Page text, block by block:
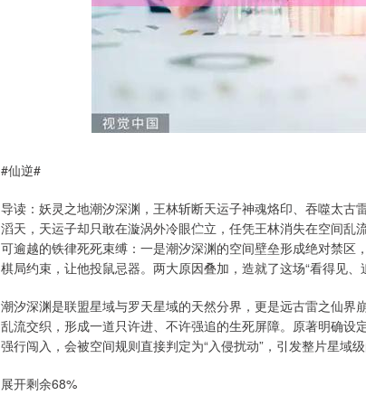
#仙逆#
导读：妖灵之地潮汐深渊，王林斩断天运子神魂烙印、吞噬太
滔天，天运子却只敢在漩涡外冷眼伫立，任凭王林消失在空间
可逾越的铁律死死束缚：一是潮汐深渊的空间壁垒形成绝对禁
棋局约束，让他投鼠忌器。两大原因叠加，造就了这场“看得见、
潮汐深渊是联盟星域与罗天星域的天然分界，更是远古雷之仙
乱流交织，形成一道只许进、不许强追的生死屏障。原著明确
强行闯入，会被空间规则直接判定为“入侵扰动”，引发整片星域
展开剩余68%